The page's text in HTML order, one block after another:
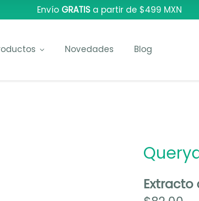
Envío GRATISa partir de $499 MXN
Novedades Blog